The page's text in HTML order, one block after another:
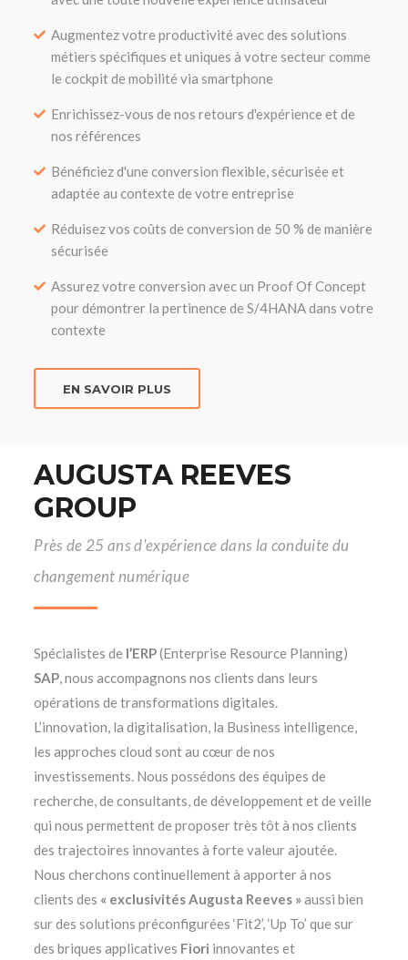
Augmentez votre productivité avec des solutions
métiers spécifiques et uniques à votre secteur comme
le cockpit de mobilité via smartphone
Enrichissez-vous de nos retours d'expérience et de
nos références
Bénéficiez d'une conversion flexible, sécurisée et
adaptée au contexte de votre entreprise
Réduisez vos coûts de conversion de 50 % de manière
sécurisée
Assurez votre conversion avec un Proof Of Concept
pour démontrer la pertinence de S/4HANA dans votre
contexte
EN SAVOIR PLUS
AUGUSTA REEVES
GROUP
Près de 25 ans d'expérience dans la conduite du
changement numérique
Spécialistes de l’ERP(Enterprise Resource Planning)
SAP, nous accompagnons nos clients dans leurs
opérations de transformations digitales.
L’innovation, la digitalisation, la Business intelligence,
les approches cloud sont au cœur de nos
investissements. Nous possédons des équipes de
recherche, de consultants, de développement et de veille
qui nous permettent de proposer très tôt à nos clients
des trajectoires innovantes à forte valeur ajoutée.
Nous cherchons continuellement à apporter à nos
clients des « exclusivités Augusta Reeves »aussi bien
sur des solutions préconfigurées ‘Fit2’, ‘Up To’ que sur
des briques applicatives Fiori innovantes et